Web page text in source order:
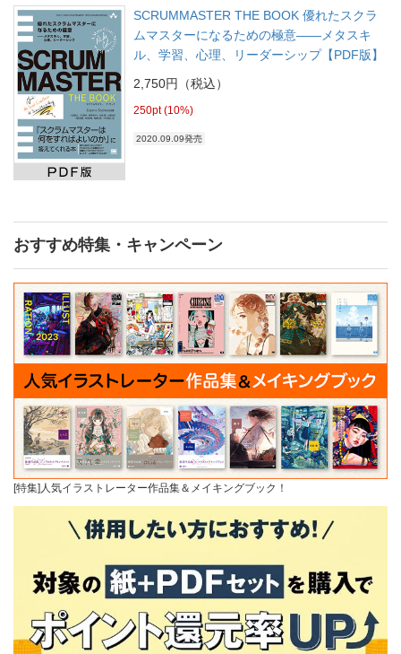
SCRUMMASTER THE BOOK 優れたスクラ
ムマスターになるための極意――メタスキ
ル、学習、心理、リーダーシップ【PDF版】
2,750円（税込）
250pt (10%)
2020.09.09発売
おすすめ特集・キャンペーン
[特集]人気イラストレーター作品集＆メイキングブック！